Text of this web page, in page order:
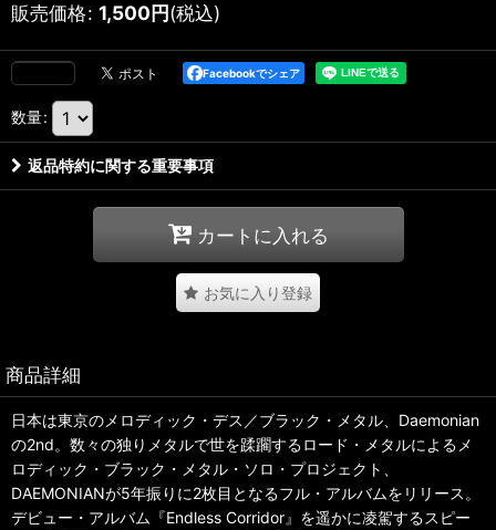
販売価格: 1,500円(税込)
Facebookでシェア
数量:
返品特約に関する重要事項
カートに入れる
お気に入り登録
商品詳細
日本は東京のメロディック・デス／ブラック・メタル、Daemonian
の2nd。数々の独りメタルで世を蹂躙するロード・メタルによるメ
ロディック・ブラック・メタル・ソロ・プロジェクト、
DAEMONIANが5年振りに2枚目となるフル・アルバムをリリース。
デビュー・アルバム『Endless Corridor』を遥かに凌駕するスピー